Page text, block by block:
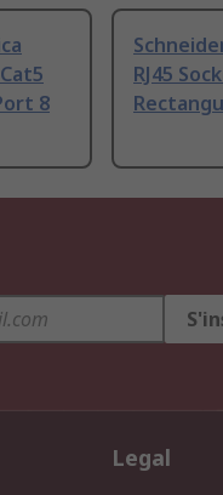
8
RJ45
Legal